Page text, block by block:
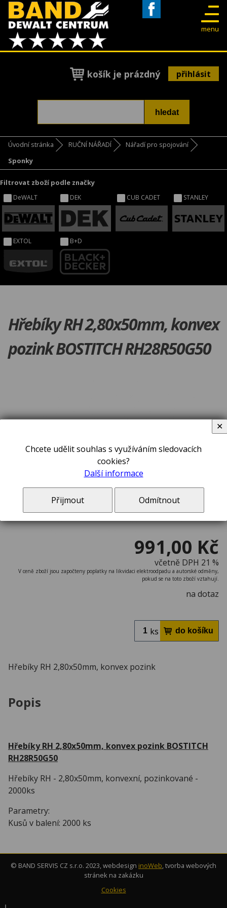
menu
košík je prázdný přihlásit
Úvodní stránka RUČNÍ NÁŘADÍ
Nářadí pro spojování
Sponky
Filtrovat zboží podle značky
DeWALT DEK CUB CADET STANLEY
EXTOL B+D
Hřebíky RH 2,80x50mm, konvex
pozink BOSTITCH RH28R50G50
991,00 Kč
včetně DPH 21 %
V ceně zboží jsou započteny poplatky na likvidaci elektroodpadu a autorské odměny,
pokud se na toto zboží vztahují.
na dotaz
ks
Hřebíky RH 2,80x50mm, konvex pozink
Popis
Hřebíky RH 2,80x50mm, konvex pozink BOSTITCH
RH28R50G50
Hřebíky RH - 2,80x50mm, konvexní, pozinkované -
2000ks
Parametry:
Kusů v balení: 2000 ks
© BAND SERVIS CZ s.r.o. 2023, webdesign inoWeb, tvorba webových
stránek na zakázku
Cookies
Chcete udělit souhlas s využíváním sledovacích
cookies?
Další informace
Přijmout Odmítnout
✕